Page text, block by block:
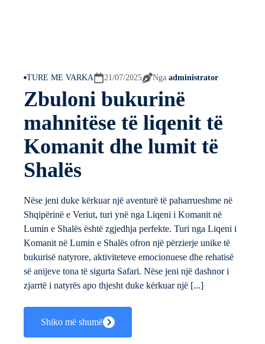
TURE ME VARKA 21/07/2025 Nga administrator
Zbuloni bukurinë
mahnitëse të liqenit të
Komanit dhe lumit të
Shalës
Nëse jeni duke kërkuar një aventurë të paharrueshme në
Shqipërinë e Veriut, turi ynë nga Liqeni i Komanit në
Lumin e Shalës është zgjedhja perfekte. Turi nga Liqeni i
Komanit në Lumin e Shalës ofron një përzierje unike të
bukurisë natyrore, aktiviteteve emocionuese dhe rehatisë
së anijeve tona të sigurta Safari. Nëse jeni një dashnor i
zjarrtë i natyrës apo thjesht duke kërkuar një [...]
Shiko më shumë